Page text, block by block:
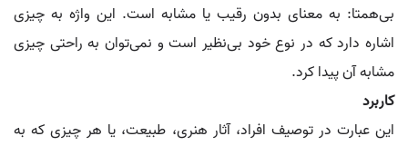
بی‌همتا: به معنای بدون رقیب یا مشابه است. این واژه به چیزی
اشاره دارد که در نوع خود بی‌نظیر است و نمی‌توان به راحتی چیزی
مشابه آن پیدا کرد.
کاربرد
این عبارت در توصیف افراد، آثار هنری، طبیعت، یا هر چیزی که به